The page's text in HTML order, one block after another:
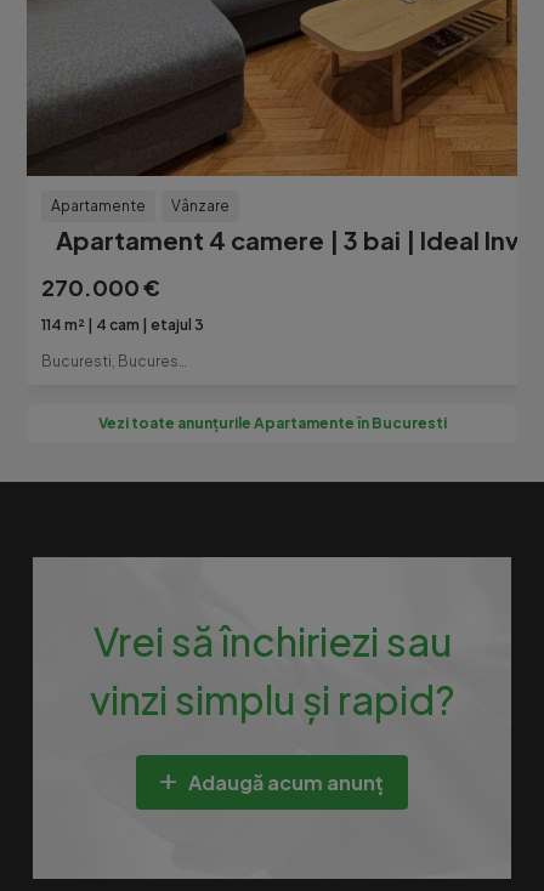
Apartamente Vânzare
Apartament 4 camere | 3 bai | Ideal
270.000 €
114 m² 4 cam
etajul 3
Vezi toate anunțurile Apartamente în Bucuresti
Vrei să închiriezi sau
vinzi simplu și rapid?
Adaugă acum anunț